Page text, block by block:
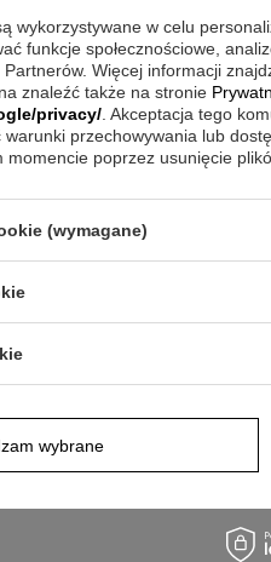
wkładu
z dedykacją w pudełku
spokojnej linii pióra, a innym
Pióro możesz wykorzystać
w biegu. Dzięki
komplet pasuje do sytuacji
chcesz mieć spójny zestaw do
wykonania w klasycznej
w rozmiarze F
i długopis
do podpisów i notatek
z przyborów
w pudełku
wykorzystywane w celu
funkcje społecznościowe,
Więcej informacji
znaleźć także na stronie
privacy/ . Akceptacja tego
przechowywania lub
momencie poprzez usunięcie
(wymagane)
wybrane